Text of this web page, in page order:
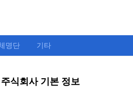
명단 기타
식회사 기본 정보